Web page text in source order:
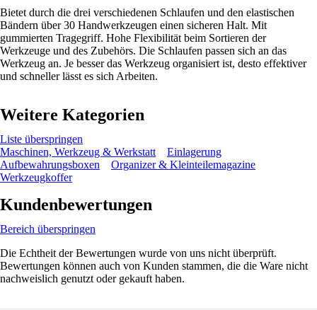
Bietet durch die drei verschiedenen Schlaufen und den elastischen
Bändern über 30 Handwerkzeugen einen sicheren Halt. Mit
gummierten Tragegriff. Hohe Flexibilität beim Sortieren der
Werkzeuge und des Zubehörs. Die Schlaufen passen sich an das
Werkzeug an. Je besser das Werkzeug organisiert ist, desto effektiver
und schneller lässt es sich Arbeiten.
Weitere Kategorien
Liste überspringen
Maschinen, Werkzeug & Werkstatt
Einlagerung
Aufbewahrungsboxen
Organizer & Kleinteilemagazine
Werkzeugkoffer
Kundenbewertungen
Bereich überspringen
Die Echtheit der Bewertungen wurde von uns nicht überprüft.
Bewertungen können auch von Kunden stammen, die die Ware nicht
nachweislich genutzt oder gekauft haben.